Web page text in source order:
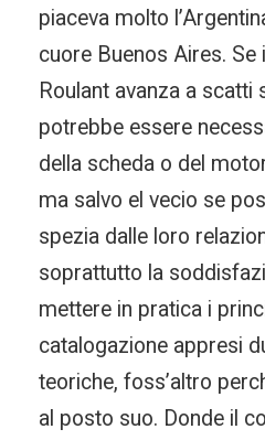
piaceva molto
cuore Buenos Aires.
Roulant avanza a scatti
potrebbe essere
della scheda o del
ma salvo el vecio se
spezia dalle loro
soprattutto la
mettere in pratica i
catalogazione appresi
teoriche, foss’altro
al posto suo. Donde il